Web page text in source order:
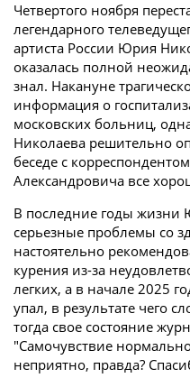
Четвертого ноября
легендарного
артиста России Юрия
оказалась полной
знал. Накануне
информация о
московских больниц,
Николаева решительно
беседе с
Александровича все
В последние годы
серьезные проблемы со
настоятельно
курения из-за
легких, а в начале 2025
упал, в результате чего
тогда свое состояние
"Самочувствие
неприятно, правда?